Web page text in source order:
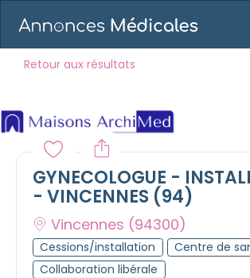
Mot de
Se connecter
Se connecter
Retour aux résultats
GYNECOLOGUE -
- VINCENNES (94)
Vincennes (94300)
Cessions/installation
Centre de
Collaboration libérale